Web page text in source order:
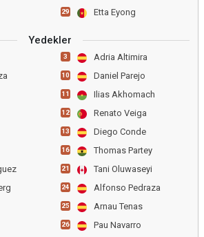
29 Etta Eyong
Yedekler
3 Adria Altimira
10 Daniel Parejo
11 Ilias Akhomach
12 Renato Veiga
13 Diego Conde
16 Thomas Partey
21 Tani Oluwaseyi
24 Alfonso Pedraza
25 Arnau Tenas
26 Pau Navarro